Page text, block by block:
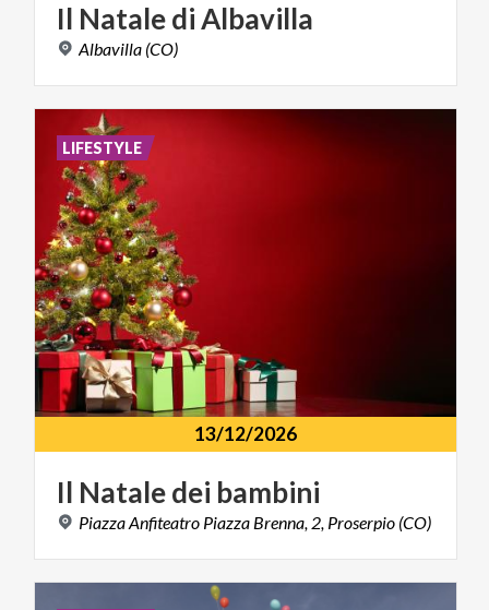
Il NatalediAlbavilla
Albavilla (CO)
13/12/2026
Il Nataledei bambini
PiazzaAnfiteatro Piazza Brenna, 2, Proserpio (CO)
LIFESTYLE